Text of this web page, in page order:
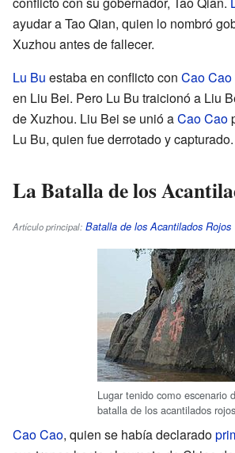
ayudar a Tao Qian, quien lo nombró
Xuzhou antes de fallecer.
Lu Bu estaba en conflicto con Cao Cao
en Liu Bei. Pero Lu Bu traicionó a Liu
de Xuzhou. Liu Bei se unió aCao Cao
Lu Bu, quien fue derrotado y capturado.
La Batalla de los
Artículo principal: Batalla de los Acantilados Rojos
Lugar tenido como escenario
batalla de los acantilados
Cao Cao, quien se había declarado